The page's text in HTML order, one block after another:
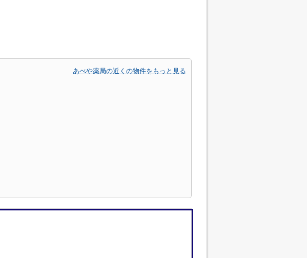
あべや薬局の近くの物件をもっと見る